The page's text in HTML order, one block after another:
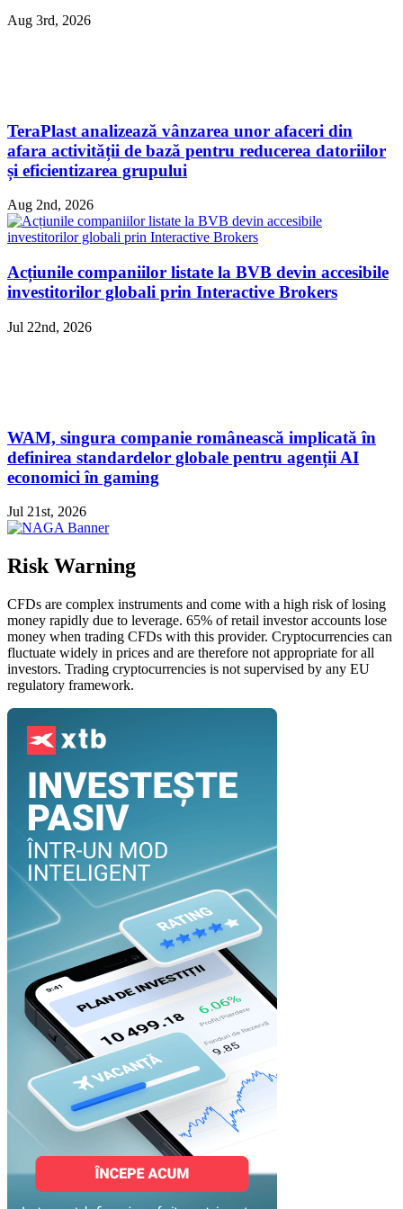
Aug 3rd, 2026
TeraPlast analizează vânzarea unor afaceri din
afara activității de bază pentru reducerea datoriilor
și eficientizarea grupului
Aug 2nd, 2026
Acțiunile companiilor listate la BVB devin accesibile
investitorilor globali prin Interactive Brokers
Jul 22nd, 2026
WAM, singura companie românească implicată în
definirea standardelor globale pentru agenții AI
economici în gaming
Jul 21st, 2026
Risk Warning
CFDs are complex instruments and come with a high risk of losing
money rapidly due to leverage. 65% of retail investor accounts lose
money when trading CFDs with this provider. Cryptocurrencies can
fluctuate widely in prices and are therefore not appropriate for all
investors. Trading cryptocurrencies is not supervised by any EU
regulatory framework.